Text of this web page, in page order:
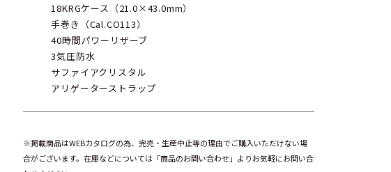
18KRGケース（21.0×43.0mm）
手巻き（Cal.CO113）
40時間パワーリザーブ
3気圧防水
サファイアクリスタル
アリゲーターストラップ
※掲載商品はWEBカタログの為、完売・生産中止等の理由でご購入いただけない場
合がございます。在庫などについては「商品のお問い合わせ」よりお気軽にお問い合